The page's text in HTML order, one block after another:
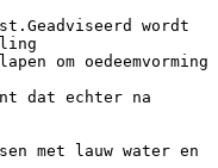
wordt
om oedeemvorming
dat echter na
met lauw water en